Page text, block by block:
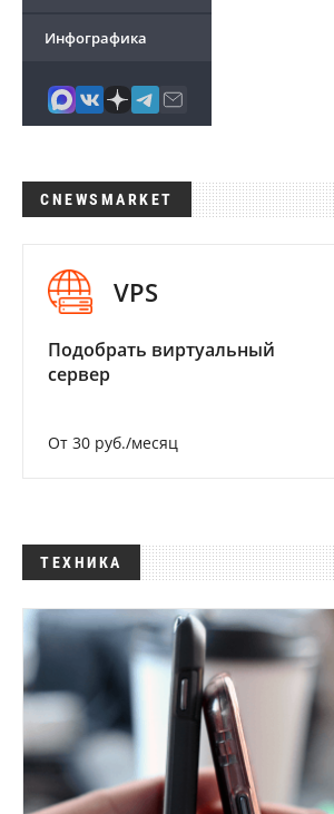
Инфографика
CNEWSMARKET
VPS
Подобрать виртуальный
сервер
От 30 руб./месяц
ТЕХНИКА